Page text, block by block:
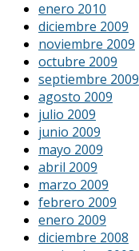
enero 2010
diciembre 2009
noviembre 2009
octubre 2009
septiembre 2009
agosto 2009
julio 2009
junio 2009
mayo 2009
abril 2009
marzo 2009
febrero 2009
enero 2009
diciembre 2008